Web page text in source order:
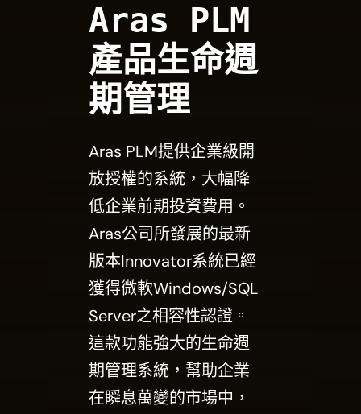
Aras PLM
產品生命週
期管理
Aras PLM提供企業級開
放授權的系統，大幅降
低企業前期投資費用。
Aras公司所發展的最新
版本Innovator系統已經
獲得微軟Windows/SQL
Server之相容性認證。
這款功能強大的生命週
期管理系統，幫助企業
在瞬息萬變的市場中，